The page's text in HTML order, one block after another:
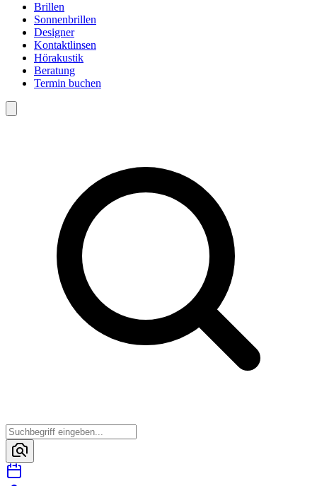
Brillen
Sonnenbrillen
Designer
Kontaktlinsen
Hörakustik
Beratung
Termin buchen